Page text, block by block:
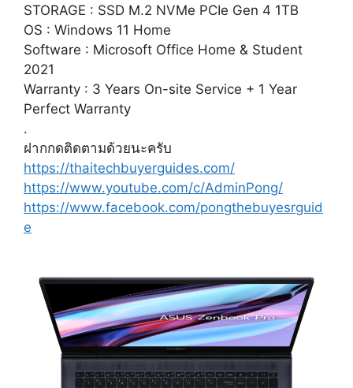
STORAGE : SSD M.2 NVMe PCIe Gen 4 1TB
OS : Windows 11 Home
Software : Microsoft Office Home & Student
2021
Warranty : 3 Years On-site Service + 1 Year
Perfect Warranty
.
ฝากกดติดตามด้วยนะครับ
https://thaitechbuyerguides.com/
https://www.youtube.com/c/AdminPong/
https://www.facebook.com/pongthebuyesrguid
e